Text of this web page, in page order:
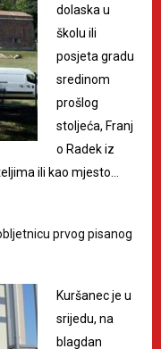
dolaska u
školu ili
posjeta gradu
sredinom
prošlog
stoljeća, Franj
o Radek iz
ili kao mjesto…
prvog pisanog
Kuršanec je u
srijedu, na
blagdan